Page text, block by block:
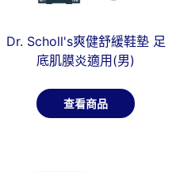
Dr. Scholl's爽健舒緩鞋墊 足
底肌膜炎適用(男)
查看商品